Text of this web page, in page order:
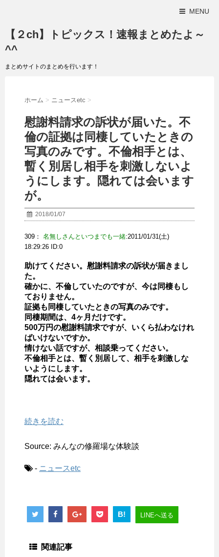
MENU
【２ch】トピックス！速報まとめたよ～
^^
まとめサイトのまとめを行います！
ホーム > ニュースetc >
慰謝料請求の訴状が届いた。不
倫の証拠は同棲していたときの
写真のみです。不倫相手とは、
暫く別居し相手を刺激しないよ
うにします。隠れては会います
が。
2018/01/07
309： 名無しさんといつまでも一緒:2011/01/31(土)
18:29:26 ID:0
助けてください。慰謝料請求の訴状が届きまし
た。
確かに、不倫していたのですが、今は同棲もし
ておりません。
証拠も同棲していたときの写真のみです。
同棲期間は、4ヶ月だけです。
500万円の慰謝料請求ですが、いくら払わなけれ
ばいけないですか。
情けない話ですが、相談乗ってください。
不倫相手とは、暫く別居して、相手を刺激しな
いようにします。
隠れては会います。
続きを読む
Source: みんなの修羅場な体験談
- ニュースetc
B! LINEへ送る
関連記事